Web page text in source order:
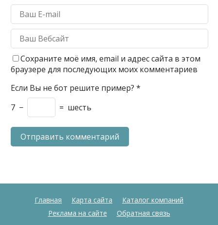
Сохраните моё имя, email и адрес сайта в этом
браузере для последующих моих комментариев
Если Вы не бот решите пример? *
7 − = шесть
Главная Карта сайта
Каталог компаний
Реклама на сайте
Обратная связь